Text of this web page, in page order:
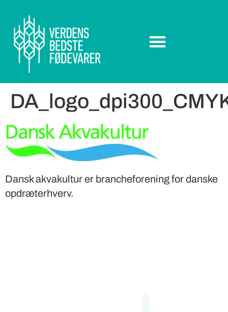
Dansk akvakultur er brancheforening for danske
opdræterhverv.